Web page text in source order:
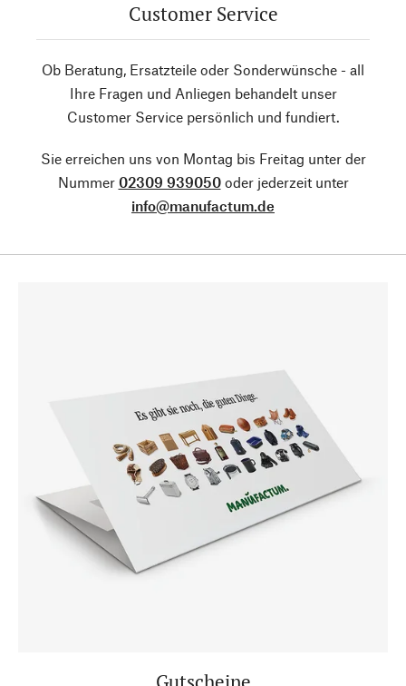
Customer Service
Ob Beratung, Ersatzteile oder Sonderwünsche - all
Ihre Fragen und Anliegen behandelt unser
Customer Service persönlich und fundiert.
Sie erreichen uns von Montag bis Freitag unter der
Nummer 02309 939050oder jederzeit unter
info@manufactum.de